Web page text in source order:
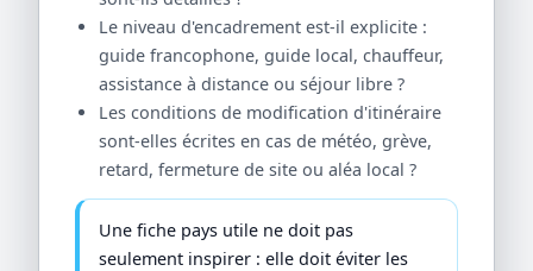
Le niveau d'encadrement est-il explicite :
guide francophone, guide local, chauffeur,
assistance à distance ou séjour libre ?
Les conditions de modification d'itinéraire
sont-elles écrites en cas de météo, grève,
retard, fermeture de site ou aléa local ?
Une fiche pays utile ne doit pas
seulement inspirer : elle doit éviter les